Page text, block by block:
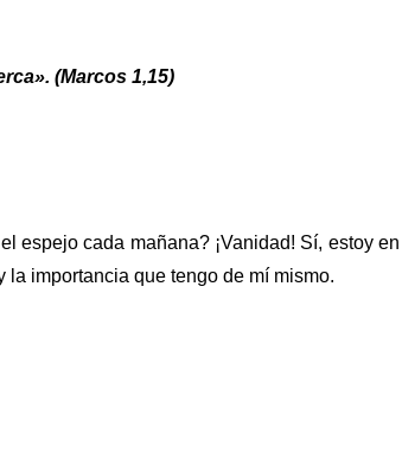
(Marcos 1,15)
espejo cada mañana? ¡Vanidad! Sí, estoy en
importancia que tengo de mí mismo.